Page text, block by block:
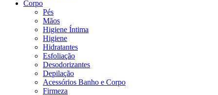
Corpo
Pés
Mãos
Higiene Íntima
Higiene
Hidratantes
Esfoliação
Desodorizantes
Depilação
Acessórios Banho e Corpo
Firmeza